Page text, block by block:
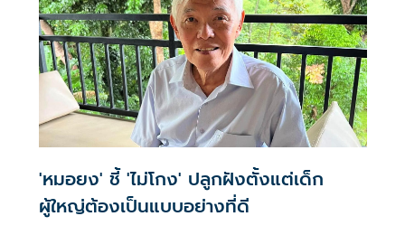
'หมอยง' ชี้ 'ไม่โกง' ปลูกฝังตั้งแต่เด็ก
ผู้ใหญ่ต้องเป็นแบบอย่างที่ดี